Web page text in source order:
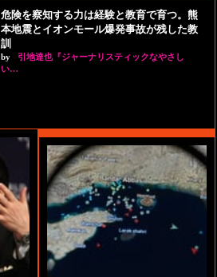
危険を察知する力は経験と教育で育つ。熊
本地震とイオンモール爆発事故が残した教
訓
by
引地達也『ジャーナリスティックなやさし
い…